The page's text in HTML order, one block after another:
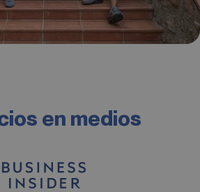
en medios